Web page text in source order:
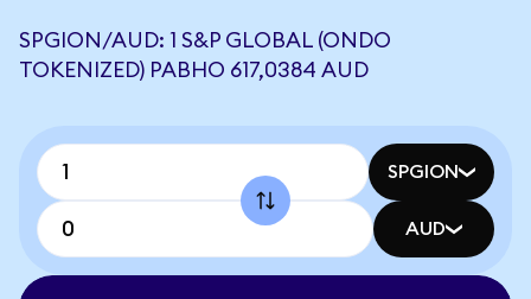
SPGION/AUD: 1 S&P GLOBAL (ONDO
TOKENIZED) РАВНО 617,0384 AUD
SPGION
AUD